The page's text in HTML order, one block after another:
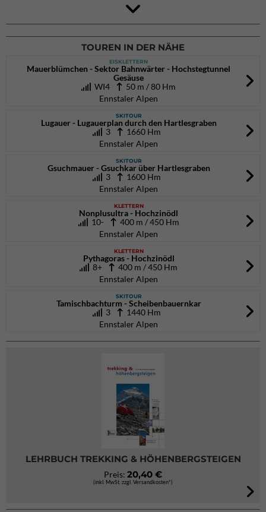
4Blocs KIDS 2026
DAV Kletter- & Boulderzentrum München Süd (Thalkirchen)
26.09.2026
TOUREN IN DER NÄHE
EISKLETTERN
Mauerblümchen - Sektor Bahnwärter - Hochstegtunnel
Gesäuse
WI4
50 m / 80 Hm
Ennstaler Alpen
SKITOUR
Lugauer - Lugauerplan durch den Hartlesgraben
3
1660 Hm
Ennstaler Alpen
SKITOUR
Gsuchmauer - Gsuchkar über Hartlesgraben
3
1600 Hm
Ennstaler Alpen
KLETTERN
Nonplusultra - Hochzinödl
10- 400 m / 450 Hm
Ennstaler Alpen
KLETTERN
Pythagoras - Hochzinödl
8+
400 m / 450 Hm
Ennstaler Alpen
SKITOUR
Tamischbachturm - Scheibenbauernkar
3
1440 Hm
Ennstaler Alpen
LEHRBUCH TREKKING & HÖHENBERGSTEIGEN
Preis: 20,40 €
(inkl. MwSt. zzgl. Versandkosten*)